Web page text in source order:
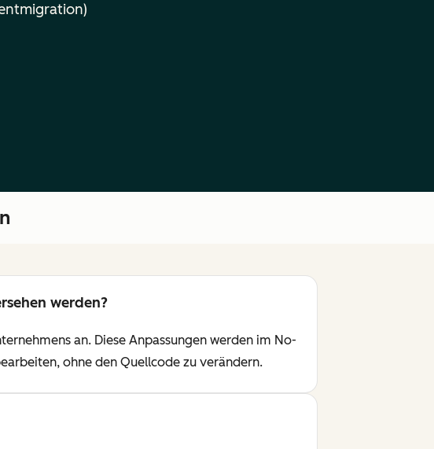
werden?
an. Diese Anpassungen werden im No-
ohne den Quellcode zu verändern.